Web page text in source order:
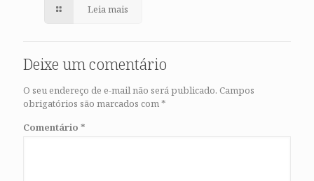
Leia mais
Deixe um comentário
O seu endereço de e-mail não será publicado. Campos
obrigatórios são marcados com*
Comentário *